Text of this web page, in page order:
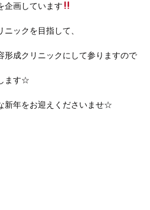
企画しています
ックを目指して、
形成クリニックにして参りますので
ます☆
新年をお迎えくださいませ☆